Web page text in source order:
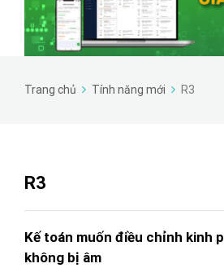
Trang chủ Tính năng mới R3
R3
Kế toán muốn điều chỉnh kinh
không bị âm